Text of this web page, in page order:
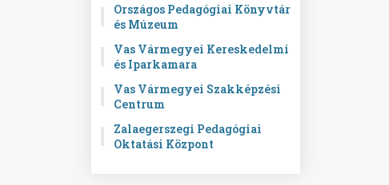
Országos Pedagógiai Könyvtár
és Múzeum
Vas Vármegyei Kereskedelmi
és Iparkamara
Vas Vármegyei Szakképzési
Centrum
Zalaegerszegi Pedagógiai
Oktatási Központ